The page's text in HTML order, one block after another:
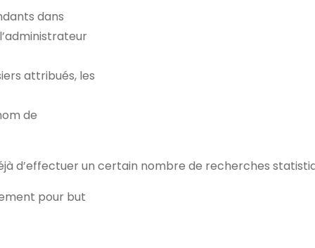
dans
attribués, les
de
d’effectuer un certain nombre de recherches
pour but